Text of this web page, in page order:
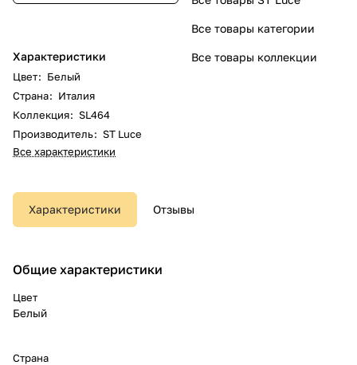
Характеристики
Цвет: Белый
Страна: Италия
Коллекция: SL464
Производитель: ST Luce
Все характеристики
Все товары категории
Все товары коллекции
Характеристики Отзывы
Общие характеристики
Цвет
Белый
Страна